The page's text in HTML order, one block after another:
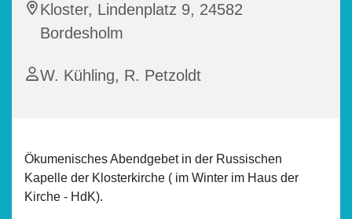
Kloster, Lindenplatz 9, 24582
Bordesholm
W. Kühling, R. Petzoldt
Ökumenisches Abendgebet in der Russischen
Kapelle der Klosterkirche ( im Winter im Haus der
Kirche - HdK).